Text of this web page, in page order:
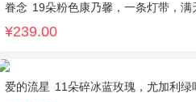
眷念 19朵粉色康乃馨，一条灯带，满
¥239.00
爱的流星 11朵碎冰蓝玫瑰，尤加利绿